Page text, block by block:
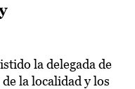
la delegada de
la localidad y los